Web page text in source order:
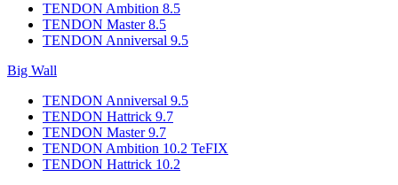
TENDON Ambition 8.5
TENDON Master 8.5
TENDON Anniversal 9.5
Big Wall
TENDON Anniversal 9.5
TENDON Hattrick 9.7
TENDON Master 9.7
TENDON Ambition 10.2 TeFIX
TENDON Hattrick 10.2